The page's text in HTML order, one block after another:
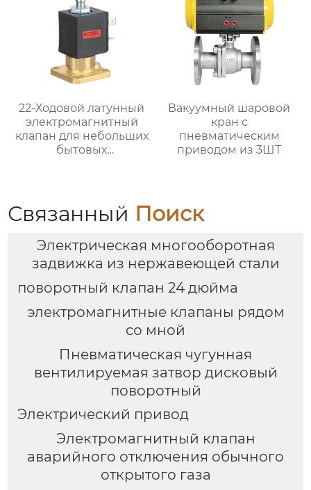
22-Ходовой латунный
электромагнитный
клапан для небольших
бытовых
Вакуумный шаровой
кран с
пневматическим
приводом из 3ШТ
Связанный Поиск
Электрическая многооборотная
задвижка из нержавеющей стали
поворотный клапан 24 дюйма
электромагнитные клапаны рядом
со мной
Пневматическая чугунная
вентилируемая затвор дисковый
поворотный
Электрический привод
Электромагнитный клапан
аварийного отключения обычного
открытого газа